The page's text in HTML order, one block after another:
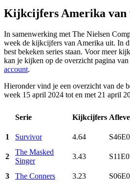
Kijkcijfers Amerika van
In samenwerking met The Nielsen
week de kijkcijfers van Amerika uit. In
best bekeken series staan. Voor meer
kan je kijken op de overzicht pagina
account.
Hieronder vind je een overzicht van de
week 15 april 2024 tot en met 21 april
Serie Kijkcijfers
1
Survivor 4.64
2
The Masked
Singer
3.43
3
The Conners 3.23